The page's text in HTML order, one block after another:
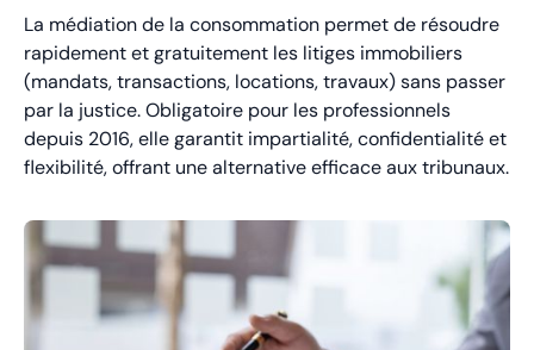
La médiation de la consommation permet de résoudre
rapidement et gratuitement les litiges immobiliers
(mandats, transactions, locations, travaux) sans passer
par la justice. Obligatoire pour les professionnels
depuis 2016, elle garantit impartialité, confidentialité et
flexibilité, offrant une alternative efficace aux tribunaux.